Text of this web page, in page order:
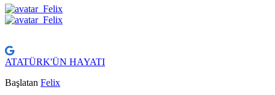
ATATÜRK'ÜN HAYATI
Başlatan Felix